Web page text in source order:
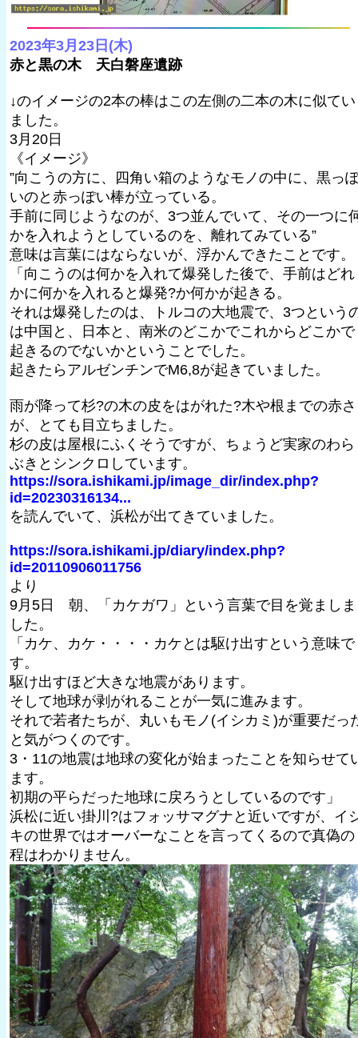
2023年3月23日(木)
赤と黒の木 天白磐座遺跡
↓のイメージの2本の棒はこの左側の二本の木に似てい
ました。
3月20日
《イメージ》
”向こうの方に、四角い箱のようなモノの中に、黒っ
いのと赤っぽい棒が立っている。
手前に同じようなのが、3つ並んでいて、その一つに
かを入れようとしているのを、離れてみている”
意味は言葉にはならないが、浮かんできたことです。
「向こうのは何かを入れて爆発した後で、手前はどれ
かに何かを入れると爆発?か何かが起きる。
それは爆発したのは、トルコの大地震で、3つという
は中国と、日本と、南米のどこかでこれからどこかで
起きるのでないかということでした。
起きたらアルゼンチンでM6,8が起きていました。
雨が降って杉?の木の皮をはがれた?木や根までの赤さ
が、とても目立ちました。
杉の皮は屋根にふくそうですが、ちょうど実家のわら
ぶきとシンクロしています。
https://sora.ishikami.jp/image_dir/index.php?
id=20230316134...
を読んでいて、浜松が出てきていました。
https://sora.ishikami.jp/diary/index.php?
id=20110906011756
より
9月5日 朝、「カケガワ」という言葉で目を覚ましま
した。
「カケ、カケ・・・・カケとは駆け出すという意味で
す。
駆け出すほど大きな地震があります。
そして地球が剥がれることが一気に進みます。
それで若者たちが、丸いもモノ(イシカミ)が重要だっ
と気がつくのです。
3・11の地震は地球の変化が始まったことを知らせて
ます。
初期の平らだった地球に戻ろうとしているのです」
浜松に近い掛川?はフォッサマグナと近いですが、イ
キの世界ではオーバーなことを言ってくるので真偽の
程はわかりません。